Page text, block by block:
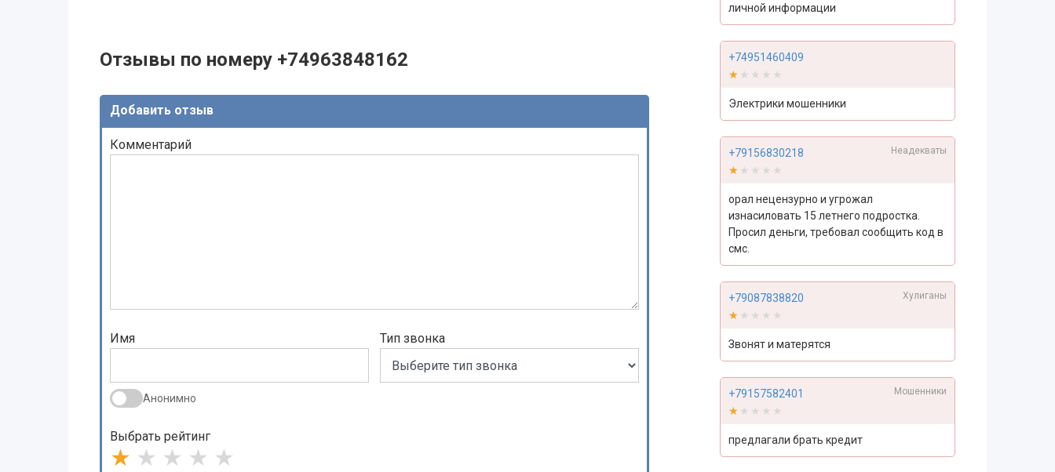
Отзывы по номеру +74963848162
Добавить отзыв
Комментарий
Имя
Анонимно
Тип звонка
Выбрать рейтинг
★ ★ ★ ★ ★
личной информации
+74951460409
★★★★★
★★★★★
Электрики мошенники
+79156830218 Неадекваты
★★★★★
★★★★★
орал нецензурно и угрожал
изнасиловать 15 летнего подростка.
Просил деньги, требовал сообщить код в
смс.
+79087838820 Хулиганы
★★★★★
★★★★★
Звонят и матерятся
+79157582401 Мошенники
★★★★★
★★★★★
предлагали брать кредит